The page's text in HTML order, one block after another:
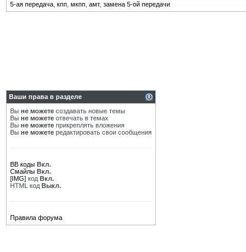
5-ая передача кпп мкпп амт, замена 5-ой передачи
Ваши права в разделе
Вы не можете создавать новые темы
Вы не можете отвечать в темах
Вы не можете прикреплять вложения
Вы не можете редактировать свои сообщения
BB коды Вкл.
Смайлы Вкл.
[IMG] код Вкл.
HTML код Выкл.
Правила форума